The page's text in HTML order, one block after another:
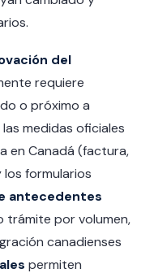
del
requiere
o próximo a
medidas oficiales
en Canadá (factura,
formularios
antecedentes
trámite por volumen,
canadienses
permiten